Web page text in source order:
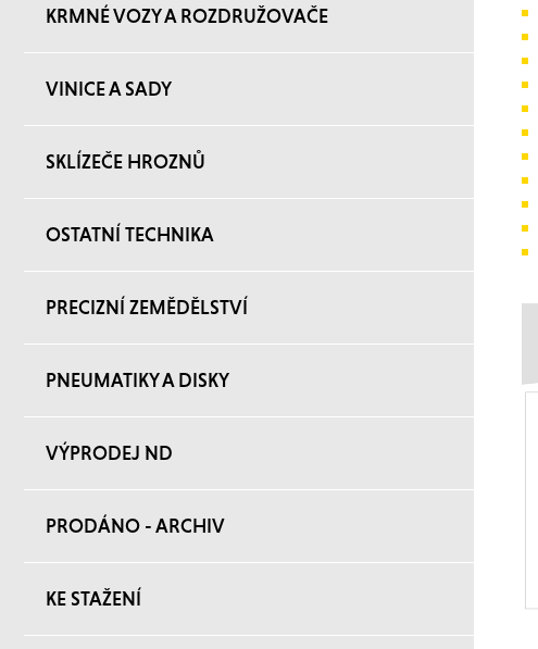
KRMNÉ VOZY A ROZDRUŽOVAČE
VINICE A SADY
SKLÍZEČE HROZNŮ
OSTATNÍ TECHNIKA
PRECIZNÍ ZEMĚDĚLSTVÍ
PNEUMATIKY A DISKY
VÝPRODEJ ND
PRODÁNO - ARCHIV
KE STAŽENÍ